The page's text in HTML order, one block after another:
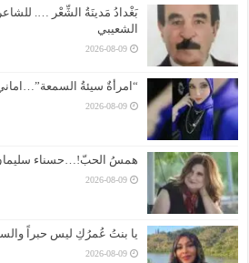
بَغْدادُ مَدينَةُ الشِّعْر …. للشاعر
الشعيبي
2026-08-09
“امرأةٌ سيئةُ السمعة”…اماني
2026-08-09
همسُ الحبّ!…حسناء
2026-08-09
يا بنتُ عُمرُكِ ليس حبراً
2026-08-09